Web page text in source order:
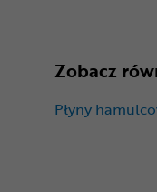
Zobacz
Płyny